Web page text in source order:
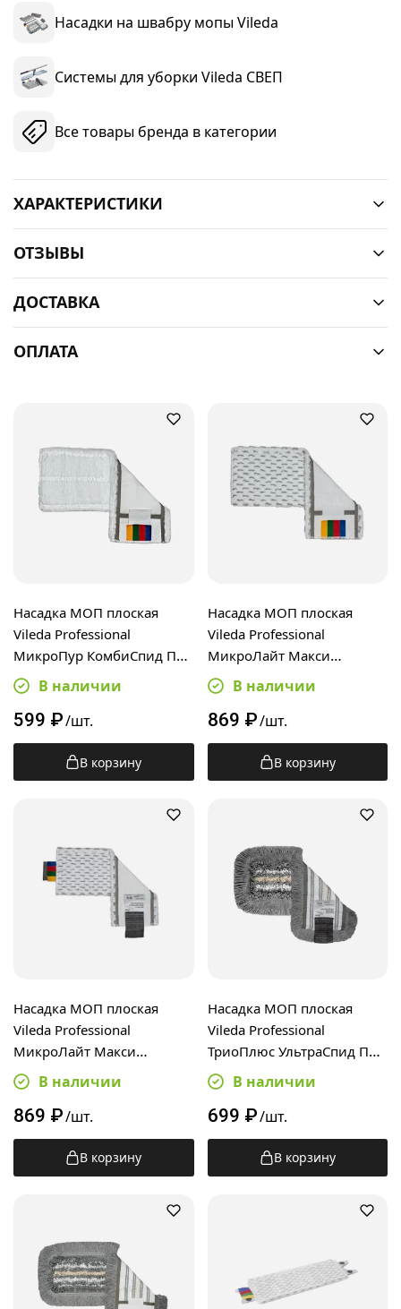
Насадки на швабру мопы Vileda
Системы для уборки Vileda СВЕП
Все товары бренда в категории
ХАРАКТЕРИСТИКИ
ОТЗЫВЫ
ДОСТАВКА
ОПЛАТА
Насадка МОП плоская
Vileda Professional
МикроПур КомбиСпид Про
40см, 167297
В наличии
599 ₽/шт.
В корзину
Насадка МОП плоская
Vileda Professional
МикроЛайт Макси
КомбиСпид Про 40см,
167299
В наличии
869 ₽/шт.
В корзину
Насадка МОП плоская
Vileda Professional
МикроЛайт Макси
УльтраСпид Про 40см,
167292
В наличии
869 ₽/шт.
В корзину
Насадка МОП плоская
Vileda Professional
ТриоПлюс УльтраСпид Про
40см, 167280
В наличии
699 ₽/шт.
В корзину